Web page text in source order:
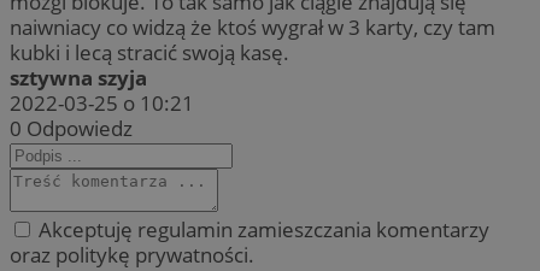
naiwniacy co widzą że ktoś wygrał w 3 karty, czy tam
kubki i lecą stracić swoją kasę.
sztywna szyja
2022-03-25 o 10:21
0 Odpowiedz
Akceptuję regulamin zamieszczania komentarzy
oraz politykę prywatności.